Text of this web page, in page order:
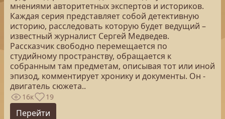
мнениями авторитетных экспертов и историков.
Каждая серия представляет собой детективную
историю, расследовать которую будет ведущий –
известный журналист Сергей Медведев.
Рассказчик свободно перемещается по
студийному пространству, обращается к
собранным там предметам, описывая тот или иной
эпизод, комментирует хронику и документы. Он -
двигатель сюжета..
16к 19
Перейти